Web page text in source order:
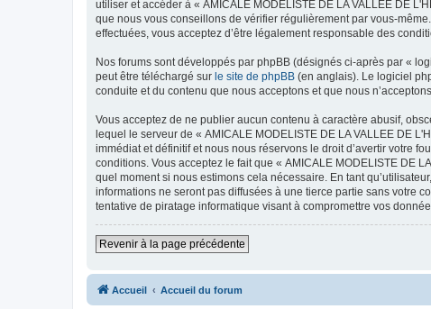
utiliser et accéder à « AMICALE MODELISTE DE LA VALLEE DE
que nous vous conseillons de vérifier régulièrement par vous-
effectuées, vous acceptez d’être légalement responsable des
Nos forums sont développés par phpBB (désignés ci-après par «
peut être téléchargé sur le site de phpBB (en anglais). Le logiciel
conduite et du contenu que nous acceptons et que nous
Vous acceptez de ne publier aucun contenu à caractère abusif,
lequel le serveur de « AMICALE MODELISTE DE LA VALLEE DE
immédiat et définitif et nous nous réservons le droit d’avertir votre
conditions. Vous acceptez le fait que « AMICALE MODELISTE DE
quel moment si nous estimons cela nécessaire. En tant
informations ne seront pas diffusées à une tierce partie sans votre
tentative de piratage informatique visant à compromettre vos
Revenir à la page précédente
Accueil Accueil du forum